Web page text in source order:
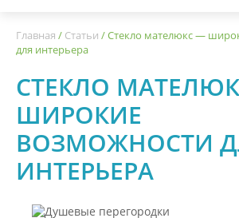
Главная / Статьи /Стекло мателюкс —
для интерьера
СТЕКЛО
ШИРОКИЕ
ВОЗМОЖНОСТИ
ИНТЕРЬЕРА